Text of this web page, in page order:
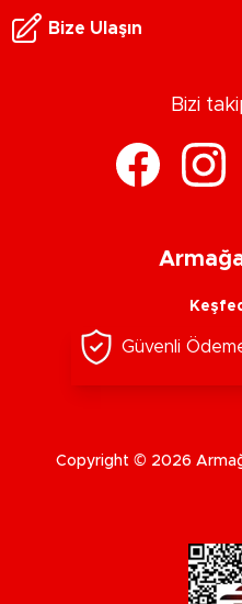
Bize Ulaşın
Bizi
Güvenli
Copyright © 2026